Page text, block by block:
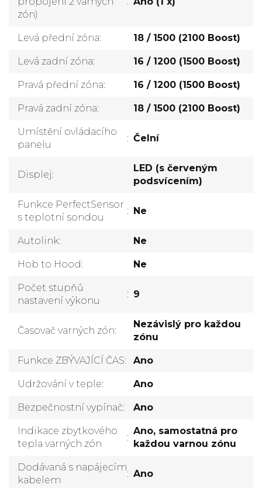
zón)
Levá přední zóna: 18 / 1500 (2100 Boost)
Levá zadní zóna: 16 / 1200 (1500 Boost)
Pravá přední zóna: 16 / 1200 (1500 Boost)
Pravá zadní zóna: 18 / 1500 (2100 Boost)
Umístění ovládacího
panelu
: Čelní
Displej:
LED (s červeným
podsvícením)
Funkce PerfectSensor
s teplotní sondou
: Ne
Autolink: Ne
Hob to Hood: Ne
Počet stupňů
nastavení výkonu
: 9
Časovač varných zón:
Nezávislý pro každou
zónu
Funkce ZBÝVAJÍCÍ ČAS: Ano
Udržování v teple: Ano
Bezpečnostní vypínač: Ano
Indikace zbytkového
tepla varných zón
:
Ano, samostatná pro
každou varnou zónu
Dodávaná s napájecím
kabelem
: Ano